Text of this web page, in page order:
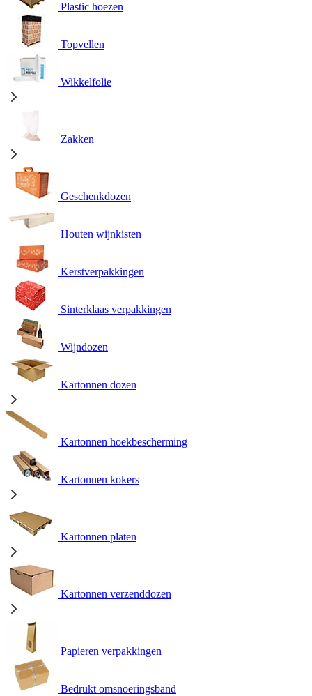
Plastic hoezen
Topvellen
Wikkelfolie
Zakken
Geschenkdozen
Houten wijnkisten
Kerstverpakkingen
Sinterklaas verpakkingen
Wijndozen
Kartonnen dozen
Kartonnen hoekbescherming
Kartonnen kokers
Kartonnen platen
Kartonnen verzenddozen
Papieren verpakkingen
Bedrukt omsnoeringsband